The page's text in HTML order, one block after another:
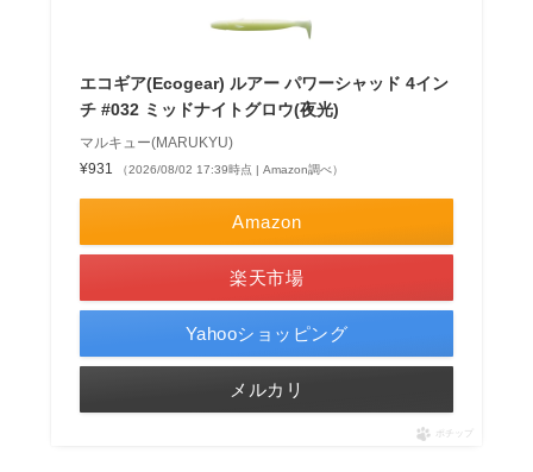
エコギア(Ecogear) ルアー パワーシャッド 4イン
チ #032 ミッドナイトグロウ(夜光)
マルキュー(MARUKYU)
¥931
（2026/08/02 17:39時点 | Amazon調べ）
Amazon
楽天市場
Yahooショッピング
メルカリ
ポチップ